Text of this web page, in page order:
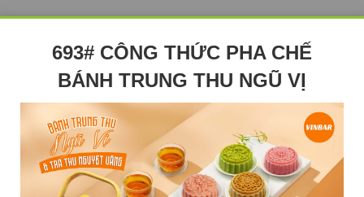
693# CÔNG THỨC PHA CHẾ
BÁNH TRUNG THU NGŨ VỊ